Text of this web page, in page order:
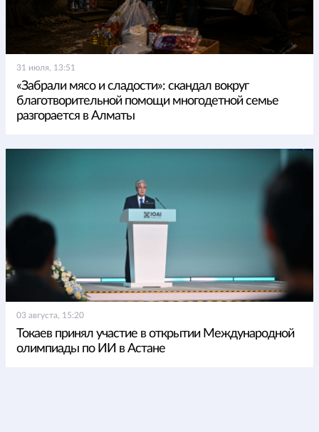
31 июля, 13:51
«Забрали мясо и сладости»: скандал вокруг
благотворительной помощи многодетной семье
разгорается в Алматы
03 августа, 15:20
Токаев принял участие в открытии Международной
олимпиады по ИИ в Астане